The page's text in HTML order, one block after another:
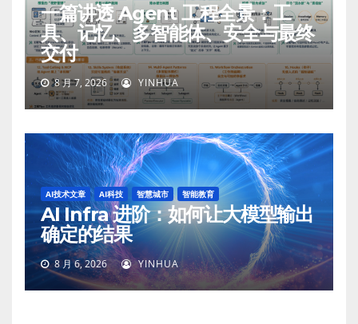
一篇讲透 Agent 工程全景：工
具、记忆、多智能体、安全与最终
交付
8 月 7, 2026 YINHUA
AI技术文章 AI科技 智慧城市 智能教育
AI Infra 进阶：如何让大模型输出
确定的结果
8 月 6, 2026 YINHUA